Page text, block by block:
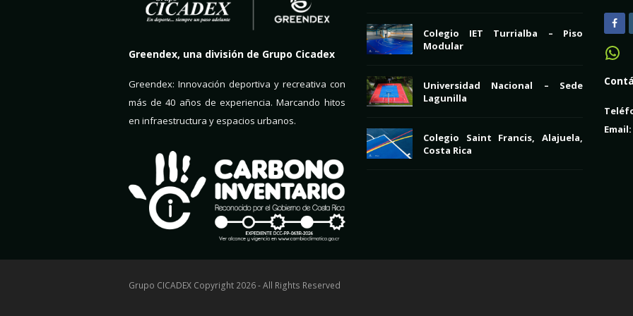
Greendex, una división de Grupo Cicadex
Greendex: Innovación deportiva y recreativa con
más de 40 años de experiencia. Marcando hitos
en infraestructura y espacios urbanos.
Colegio IET Turrialba – Piso
Modular
Universidad Nacional – Sede
Lagunilla
Colegio Saint Francis, Alajuela,
Costa Rica
e
b
o
Email:
Grupo CICADEX Copyright 2026- All Rights Reserved